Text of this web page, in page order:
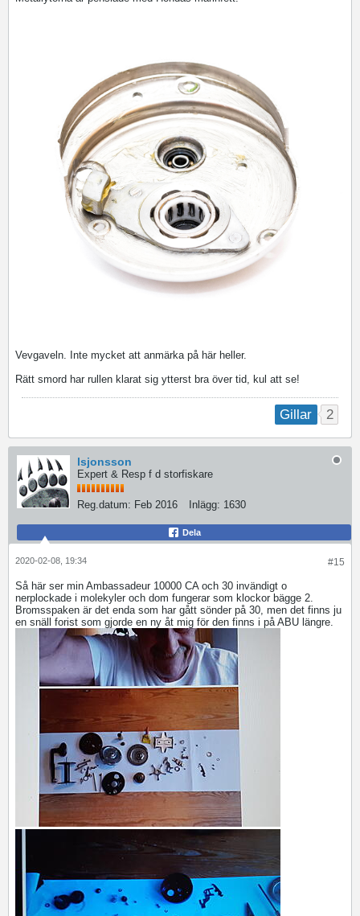
Vevgaveln. Inte mycket att anmärka på här heller.
Rätt smord har rullen klarat sig ytterst bra över tid, kul att se!
Gillar 2
lsjonsson
Expert & Resp f d storfiskare
Reg.datum: Feb 2016 Inlägg: 1630
Dela
#15
2020-02-08, 19:34
Så här ser min Ambassadeur 10000 CA och 30 invändigt o
nerplockade i molekyler och dom fungerar som klockor bägge 2.
Bromsspaken är det enda som har gått sönder på 30, men det finns ju
en snäll forist som gjorde en ny åt mig för den finns i på ABU längre.